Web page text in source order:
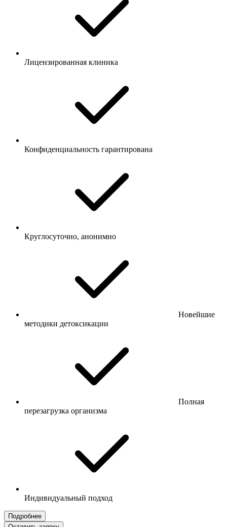
Лицензированная клиника
Конфиденциальность гарантирована
Круглосуточно, анонимно
Новейшие
методики детоксикации
Полная
перезагрузка организма
Индивидуальный подход
Подробнее